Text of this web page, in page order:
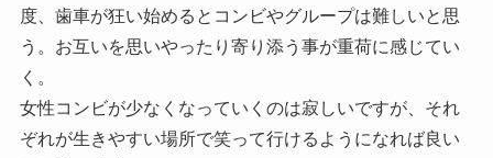
度、歯車が狂い始めるとコンビやグループは難しいと思
う。お互いを思いやったり寄り添う事が重荷に感じてい
く。
女性コンビが少なくなっていくのは寂しいですが、それ
ぞれが生きやすい場所で笑って行けるようになれば良い